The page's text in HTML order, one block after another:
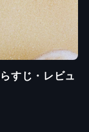
すじ・レビュ